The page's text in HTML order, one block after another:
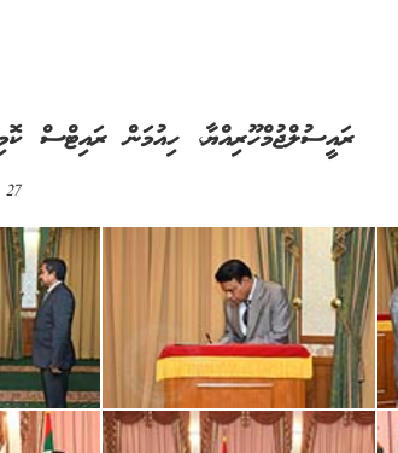
ރައީސުލްޖުމްހޫރިއްޔާ، ހިއުމަން ރައިޓްސް
27 އޮގަސްޓް 2015